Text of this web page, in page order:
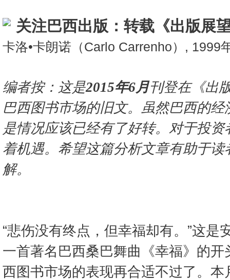
关注巴西出版：转载《出版展
卡洛•卡朗诺（Carlo Carrenho）, 1999
编者按：这是2015年6月刊登在《出
巴西图书市场的旧文。虽然巴西的
是情况应该已经有了好转。对于投
着机遇。希望这篇分析文章有助于
解。
“悲伤没有终点，但幸福却有。”这是
一首著名巴西桑巴舞曲《幸福》的
西图书市场的表现再合适不过了。本